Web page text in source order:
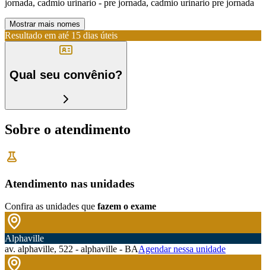
jornada, cadmio urinario - pre jornada, cadmio urinario pre jornada
Mostrar mais nomes
Resultado em até 15 dias úteis
Qual seu convênio?
Sobre o atendimento
Atendimento nas unidades
Confira as unidades que fazem o exame
Alphaville
av. alphaville, 522 - alphaville - BAAgendar nessa unidade